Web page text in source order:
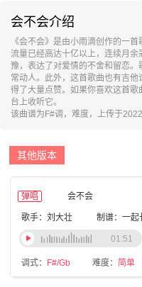
会不会介绍
《会不会》是由小雨滴创作的一
流量已经高达十亿以上，连续月
豫，表达了对爱情的不舍和留恋
常动人。此外，这首歌曲也有吉
得了大量点赞。如果你喜欢这首
台上收听它。
该曲谱为F#调，难度，上传于
其他版本
弹唱 会不会
歌手：刘大壮 制谱：一起
调式： F#/Gb 难度： 简单
01:51